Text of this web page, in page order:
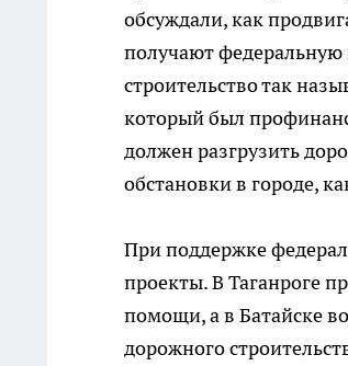
обсуждали, как
получают федеральную
строительство так
который был
должен разгрузить
обстановки в городе,
При поддержке
проекты. В Таганроге
помощи, а в Батайске
дорожного